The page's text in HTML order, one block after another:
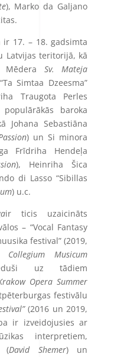
), Marko da Galjano
17. – 18. gadsimta
Latvijas teritorijā, kā
Mēdera Sv. Mateja
Simtaa Dzeesma”
Traugota Perles
baroka
Johana Sebastiāna
) un Si minora
Frīdriha Hendeļa
), Heinriha Šica
di Lasso “Sibillas
) u.c.
ir ticis uzaicināts
– “Vocal Fantasy
festival” (2019,
Collegium Musicum
uz tādiem
Opera Summer
festivālu
(2016 un 2019,
ir izveidojusies ar
interpretiem,
(David Shemer) un